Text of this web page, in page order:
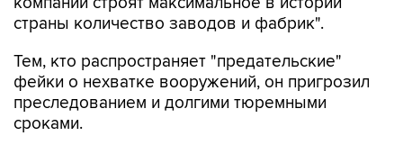
Тем, кто распространяет "предательские"
преследованием и долгими тюремными
сроками.
The Washington Post со ссылкой два источника